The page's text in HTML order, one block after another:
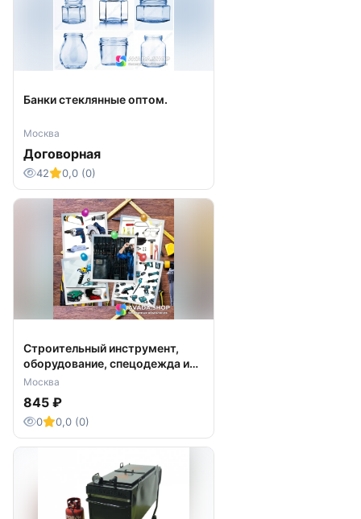
Банки стеклянные оптом.
Москва
Договорная
42 0,0 (0)
Строительный инструмент,
оборудование, спецодежда и
СИЗ
Москва
845 ₽
0 0,0 (0)